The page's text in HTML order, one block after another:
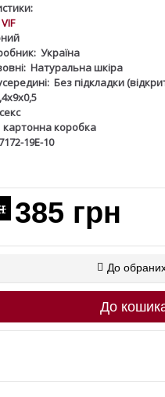
VIF
Україна
Натуральна шкіра
Без підкладки
картонна коробка
19Е-10
385 грн
До
До